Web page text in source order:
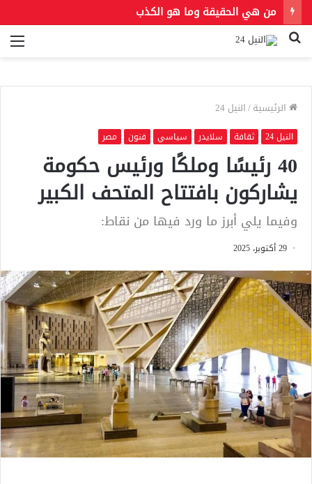
من هي الحقيقة وما هو الكذب
بحث
الرئيسية/النيل 24
النيل 24 ثقافة سلايدر سياسي فنون مصر
40 رئيسًا وملكًا ورئيس حكومة
يشاركون بافتتاح المتحف الكبير
وفيما يلي أبرز ما ورد فيها من نقاط:
29 أكتوبر، 2025